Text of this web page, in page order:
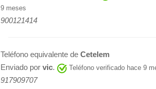
9 meses
900121414
Teléfono equivalente de Cetelem
Enviado por vic. Teléfono verificado hace 9
917909707